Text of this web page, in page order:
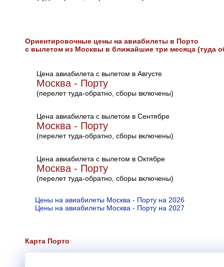
Ориентировочные цены на авиабилеты в Порто
с вылетом из Москвы в ближайшие три месяца (туда
Цена авиабилета с вылетом в Августе
Москва - Порту
(перелет туда-обратно, сборы включены)
Цена авиабилета с вылетом в Сентябре
Москва - Порту
(перелет туда-обратно, сборы включены)
Цена авиабилета с вылетом в Октябре
Москва - Порту
(перелет туда-обратно, сборы включены)
Цены на авиабилеты Москва - Порту на 2026
Цены на авиабилеты Москва - Порту на 2027
Карта Порто